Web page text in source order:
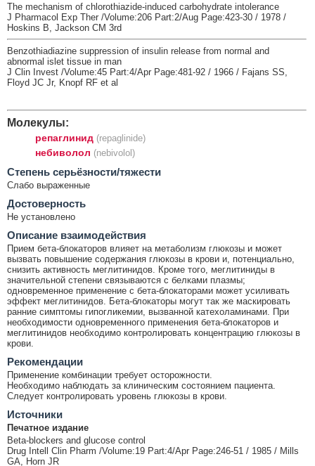
The mechanism of chlorothiazide-induced carbohydrate intolerance
J Pharmacol Exp Ther /Volume:206 Part:2/Aug Page:423-30 / 1978 /
Hoskins B, Jackson CM 3rd
Benzothiadiazine suppression of insulin release from normal and
abnormal islet tissue in man
J Clin Invest /Volume:45 Part:4/Apr Page:481-92 / 1966 / Fajans SS,
Floyd JC Jr, Knopf RF et al
Молекулы:
репаглинид (repaglinide)
небиволол (nebivolol)
Cтепень серьёзности/тяжести
Слабо выраженные
Достоверность
Не установлено
Описание взаимодействия
Прием бета-блокаторов влияет на метаболизм глюкозы и может
вызвать повышение содержания глюкозы в крови и, потенциально,
снизить активность меглитинидов. Кроме того, меглитиниды в
значительной степени связываются с белками плазмы;
одновременное применение с бета-блокаторами может усиливать
эффект меглитинидов. Бета-блокаторы могут так же маскировать
ранние симптомы гипогликемии, вызванной катехоламинами. При
необходимости одновременного применения бета-блокаторов и
меглитинидов необходимо контролировать концентрацию глюкозы в
крови.
Рекомендации
Применение комбинации требует осторожности.
Необходимо наблюдать за клиническим состоянием пациента.
Следует контролировать уровень глюкозы в крови.
Источники
Печатное издание
Beta-blockers and glucose control
Drug Intell Clin Pharm /Volume:19 Part:4/Apr Page:246-51 / 1985 / Mills
GA, Horn JR